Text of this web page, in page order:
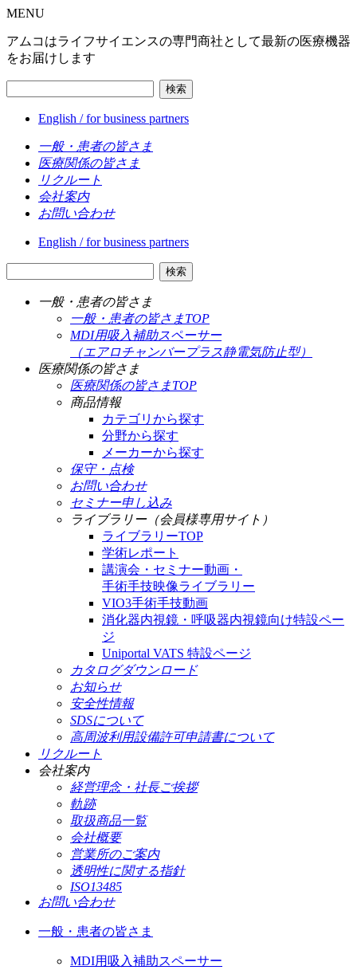
MENU
アムコはライフサイエンスの専門商社として最新の医療機器
をお届けします
検索
English / for business partners
一般・患者の皆さま
医療関係の皆さま
リクルート
会社案内
お問い合わせ
English / for business partners
検索
一般・患者の皆さま
一般・患者の皆さまTOP
MDI用吸入補助スペーサー
（エアロチャンバープラス静電気防止型）
医療関係の皆さま
医療関係の皆さまTOP
商品情報
カテゴリから探す
分野から探す
メーカーから探す
保守・点検
お問い合わせ
セミナー申し込み
ライブラリー（会員様専用サイト）
ライブラリーTOP
学術レポート
講演会・セミナー動画・
手術手技映像ライブラリー
VIO3手術手技動画
消化器内視鏡・呼吸器内視鏡向け特設ペー
ジ
Uniportal VATS 特設ページ
カタログダウンロード
お知らせ
安全性情報
SDSについて
高周波利用設備許可申請書について
リクルート
会社案内
経営理念・社長ご挨拶
軌跡
取扱商品一覧
会社概要
営業所のご案内
透明性に関する指針
ISO13485
お問い合わせ
一般・患者の皆さま
MDI用吸入補助スペーサー